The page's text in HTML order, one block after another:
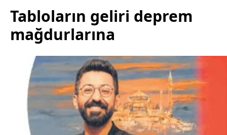
Tabloların geliri deprem
mağdurlarına